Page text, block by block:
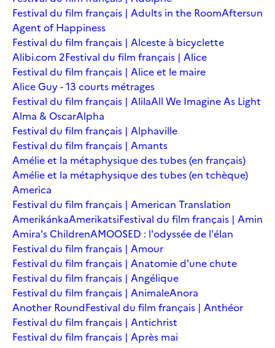
Festival du film français | Adults in the RoomAftersun
Agent of Happiness
Festival du film français | Alceste à bicyclette
Alibi.com 2Festival du film français | Alice
Festival du film français | Alice et le maire
Alice Guy - 13 courts métrages
Festival du film français | AlilaAll We Imagine As Light
Alma & OscarAlpha
Festival du film français | Alphaville
Festival du film français | Amants
Amélie et la métaphysique des tubes (en français)
Amélie et la métaphysique des tubes (en tchèque)
America
Festival du film français | American Translation
AmerikánkaAmerikatsiFestival du film français | Amin
Amira's ChildrenAMOOSED : l'odyssée de l'élan
Festival du film français | Amour
Festival du film français | Anatomie d'une chute
Festival du film français | Angélique
Festival du film français | AnimaleAnora
Another RoundFestival du film français | Anthéor
Festival du film français | Antichrist
Festival du film français | Après mai